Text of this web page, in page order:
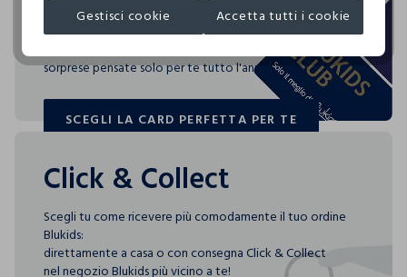
COSNOVA ITALIA SRL
Blukids card e Blukids Club sono le carte fedeltà che
rendono
sorprese pensate solo per te tutto l'anno!
SCEGLI LA CARD PERFETTA PER TE
SCEGLI LA CARD PERFETTA PER TE
Click & Collect
Scegli tu come ricevere più comodamente il tuo ordine
Blukids:
direttamente a casa o con consegna Click & Collect
nel negozio Blukids più vicino a te!
Gestisci cookie Accetta tutti i cookie